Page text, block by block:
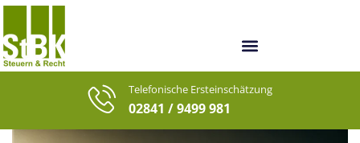
Telefonische Ersteinschätzung
02841 / 9499 981